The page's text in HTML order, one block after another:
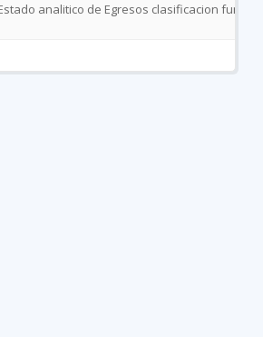
analitico de Egresos clasificacion